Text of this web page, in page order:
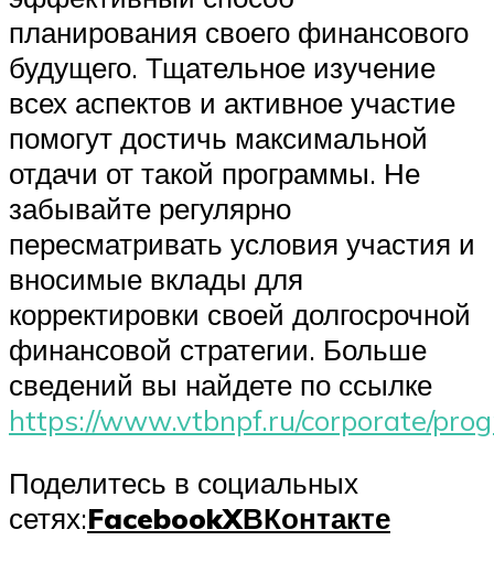
планирования своего финансового
будущего. Тщательное изучение
всех аспектов и активное участие
помогут достичь максимальной
отдачи от такой программы. Не
забывайте регулярно
пересматривать условия участия и
вносимые вклады для
корректировки своей долгосрочной
финансовой стратегии. Больше
сведений вы найдете по ссылке
https://www.vtbnpf.ru/corporate/
Поделитесь в социальных
сетях:FacebookXВКонтакте